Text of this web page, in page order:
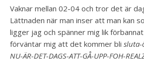
Vaknar mellan 02-04 och tror det är
Lättnaden när man inser att man kan
ligger jag och spänner mig lik
förväntar mig att det kommer bli sluta-
NU-ÄR-DET-DAGS-ATT-GÅ-UPP-FOH-